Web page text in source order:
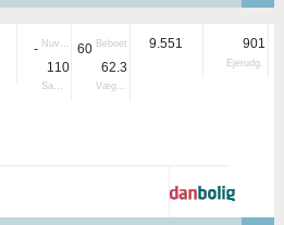
- Nuvær.
110
Samlet
60 Beboet
62.3
Vægtet
9.551 901
Ejerudg.